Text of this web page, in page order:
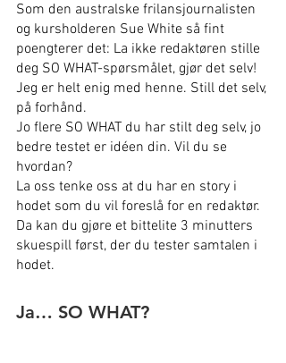
Som den australske frilansjournalisten
og kursholderen Sue White så fint
poengterer det: La ikke redaktøren stille
deg SO WHAT-spørsmålet, gjør det selv!
Jeg er helt enig med henne. Still det selv,
på forhånd.
Jo flere SO WHAT du har stilt deg selv, jo
bedre testet er idéen din. Vil du se
hvordan?
La oss tenke oss at du har en story i
hodet som du vil foreslå for en redaktør.
Da kan du gjøre et bittelite 3 minutters
skuespill først, der du tester samtalen i
hodet.
Ja… SO WHAT?